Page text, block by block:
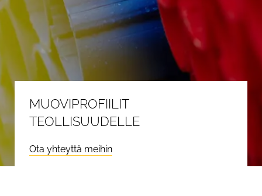
MUOVIPROFIILIT
TEOLLISUUDELLE
Ota yhteyttä meihin